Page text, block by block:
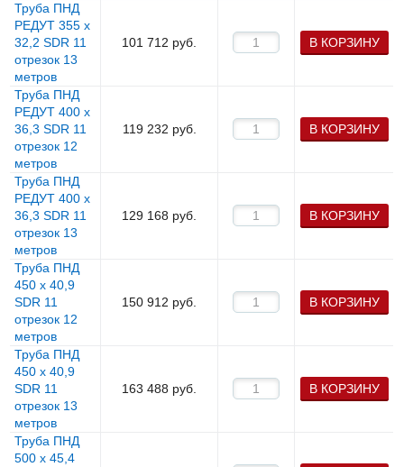
Труба ПНД
РЕДУТ 355 х
32,2 SDR 11
отрезок 13
метров
101 712 руб. В КОРЗИНУ
Труба ПНД
РЕДУТ 400 х
36,3 SDR 11
отрезок 12
метров
119 232 руб. В КОРЗИНУ
Труба ПНД
РЕДУТ 400 х
36,3 SDR 11
отрезок 13
метров
129 168 руб. В КОРЗИНУ
Труба ПНД
450 х 40,9
SDR 11
отрезок 12
метров
150 912 руб. В КОРЗИНУ
Труба ПНД
450 х 40,9
SDR 11
отрезок 13
метров
163 488 руб. В КОРЗИНУ
Труба ПНД
500 х 45,4